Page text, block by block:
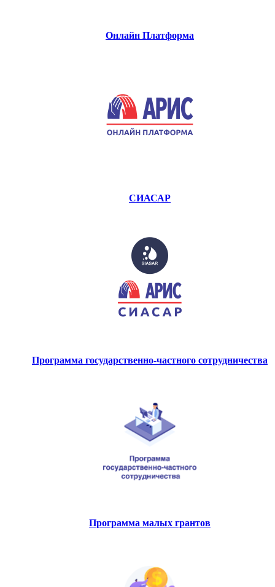
Онлайн Платформа
СИАСАР
Программа государственно-частного сотрудничества
Программа малых грантов